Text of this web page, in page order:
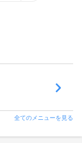
全てのメニューを見る